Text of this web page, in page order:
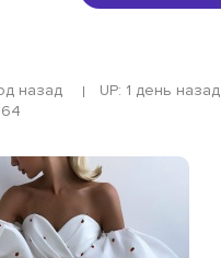
назад
UP: 1 день назад